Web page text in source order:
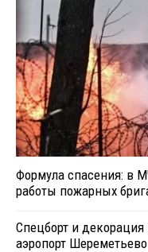
Формула спасения: в
работы пожарных
Спецборт и
аэропорт Шереметьево